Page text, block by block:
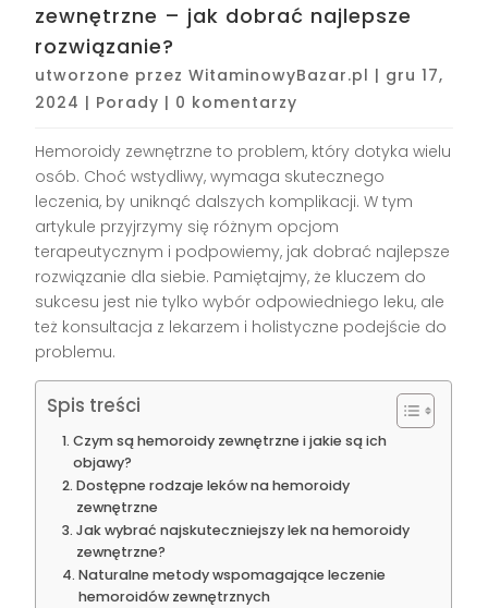
zewnętrzne – jak dobrać najlepsze
rozwiązanie?
utworzone przezWitaminowyBazar.pl | gru 17,
2024 | Porady | 0 komentarzy
Hemoroidy zewnętrzne to problem, który dotyka wielu
osób. Choć wstydliwy, wymaga skutecznego
leczenia, by uniknąć dalszych komplikacji. W tym
artykule przyjrzymy się różnym opcjom
terapeutycznym i podpowiemy, jak dobrać najlepsze
rozwiązanie dla siebie. Pamiętajmy, że kluczem do
sukcesu jest nie tylko wybór odpowiedniego leku, ale
też konsultacja z lekarzem i holistyczne podejście do
problemu.
Spis treści
Czym są hemoroidy zewnętrzne i jakie są ich
objawy?
Dostępne rodzaje leków na hemoroidy
zewnętrzne
Jak wybrać najskuteczniejszy lek na hemoroidy
zewnętrzne?
Naturalne metody wspomagające leczenie
hemoroidów zewnętrznych